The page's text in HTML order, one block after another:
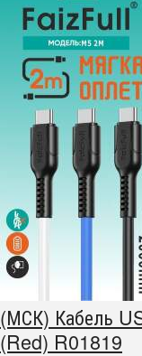
(МСК) Кабель
(Red) R01819